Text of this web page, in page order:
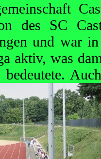
des SC
und war
aktiv, was
bedeutete.